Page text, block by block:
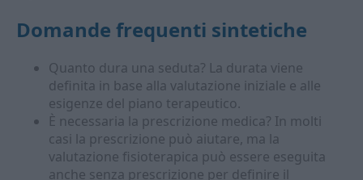
Domande frequenti sintetiche
Quanto dura una seduta? La durata viene
definita in base alla valutazione iniziale e alle
esigenze del piano terapeutico.
È necessaria la prescrizione medica? In molti
casi la prescrizione può aiutare, ma la
valutazione fisioterapica può essere eseguita
anche senza prescrizione per definire il